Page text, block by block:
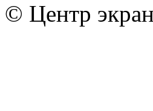
© Центр